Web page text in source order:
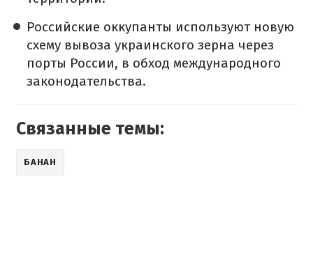
Российские оккупанты используют новую
схему вывоза украинского зерна через
порты России, в обход международного
законодательства.
Связанные темы:
БАНАН